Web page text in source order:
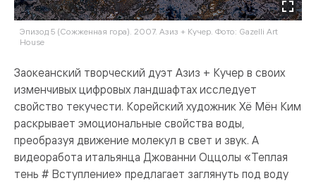
Эпизод 5 (Сожженная гора). 2007. Азиз + Кучер. Фото: Gazelli Art
House
Заокеанский творческий дуэт Азиз + Кучер в своих
изменчивых цифровых ландшафтах исследует
свойство текучести. Корейский художник Хё Мён Ким
раскрывает эмоциональные свойства воды,
преобразуя движение молекул в свет и звук. А
видеоработа итальянца Джованни Оццолы «Теплая
тень # Вступление» предлагает заглянуть под воду